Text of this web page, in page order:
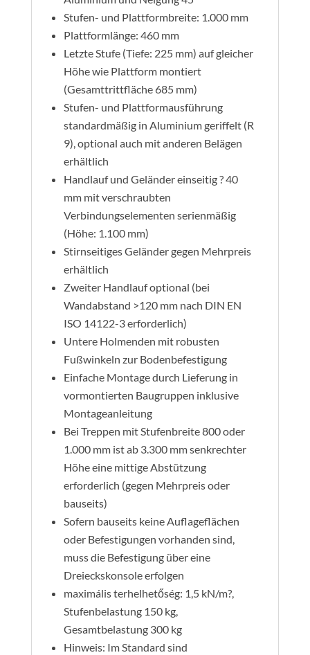
Stufen- und Plattformbreite: 1.000 mm
Plattformlänge: 460 mm
Letzte Stufe (Tiefe: 225 mm) auf gleicher
Höhe wie Plattform montiert
(Gesamttrittfläche 685 mm)
Stufen- und Plattformausführung
standardmäßig in Aluminium geriffelt (R
9), optional auch mit anderen Belägen
erhältlich
Handlauf und Geländer einseitig ? 40
mm mit verschraubten
Verbindungselementen serienmäßig
(Höhe: 1.100 mm)
Stirnseitiges Geländer gegen Mehrpreis
erhältlich
Zweiter Handlauf optional (bei
Wandabstand >120 mm nach DIN EN
ISO 14122-3 erforderlich)
Untere Holmenden mit robusten
Fußwinkeln zur Bodenbefestigung
Einfache Montage durch Lieferung in
vormontierten Baugruppen inklusive
Montageanleitung
Bei Treppen mit Stufenbreite 800 oder
1.000 mm ist ab 3.300 mm senkrechter
Höhe eine mittige Abstützung
erforderlich (gegen Mehrpreis oder
bauseits)
Sofern bauseits keine Auflageflächen
oder Befestigungen vorhanden sind,
muss die Befestigung über eine
Dreieckskonsole erfolgen
maximális terhelhetőség: 1,5 kN/m?,
Stufenbelastung 150 kg,
Gesamtbelastung 300 kg
Hinweis: Im Standard sind